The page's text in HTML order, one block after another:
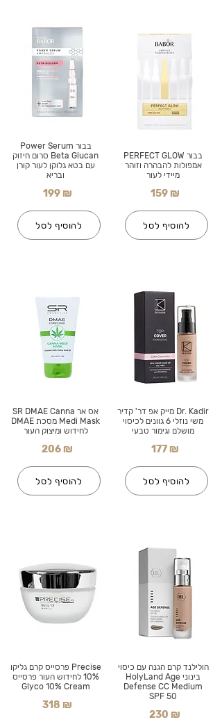
בבור Power Serum
Beta Glucan סרום חיזוק
עם בטא גלוקן לעור קורן
ובריא
199 ₪
להוסיף לסל
אס אר SR DMAE Canna
Medi Mask מסכת DMAE
לחידוש ומיצוק העור
206 ₪
להוסיף לסל
Precise פרסייס קרם גליקו
10% לחידוש העור פרסייס
Glyco 10% Cream
318 ₪
בבור PERFECT GLOW
אמפולות להבהרה וזוהר
מיידי לעור
159 ₪
להוסיף לסל
Dr. Kadir מייק אפ דר' קדיר
משי נוזלי 6 גוונים לכיסוי
מושלם וגימור טבעי
177 ₪
להוסיף לסל
הולילנד קרם הגנה עם כיסוי
בינוני HolyLand Age
Defense CC Medium
SPF 50
230 ₪